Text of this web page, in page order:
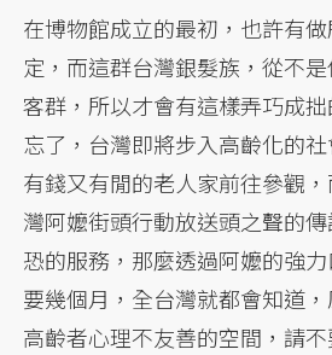
在博物館成立的最初，也許有
定，而這群台灣銀髮族，從不
客群，所以才會有這樣弄巧成
忘了，台灣即將步入高齡化的
有錢又有閒的老人家前往參觀
灣阿嬤街頭行動放送頭之聲的
恐的服務，那麼透過阿嬤的強
要幾個月，全台灣就都會知道
高齡者心理不友善的空間，請